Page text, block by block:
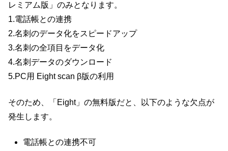
レミアム版」のみとなります。
1.電話帳との連携
2.名刺のデータ化をスピードアップ
3.名刺の全項目をデータ化
4.名刺データのダウンロード
5.PC用 Eight scan β版の利用
そのため、「Eight」の無料版だと、以下のような欠点が
発生します。
電話帳との連携不可